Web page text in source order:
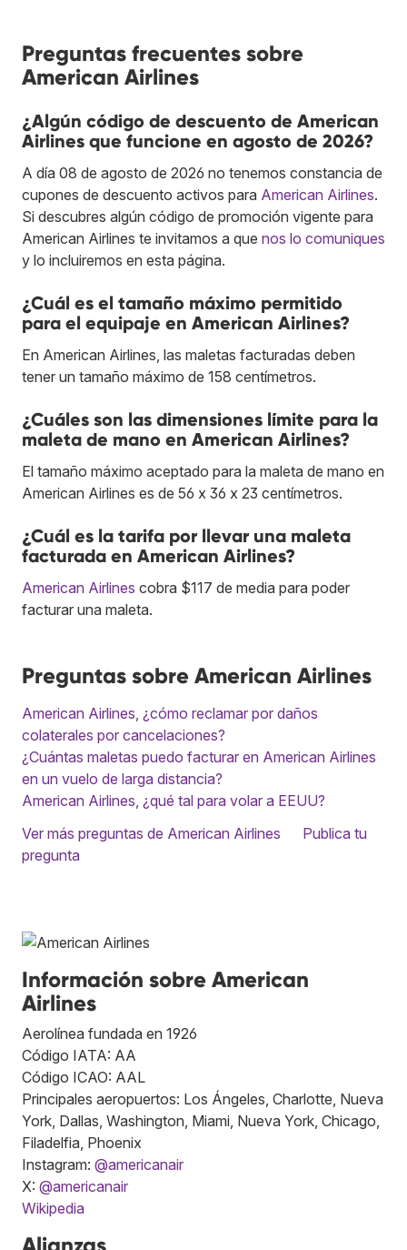
Preguntas frecuentes sobre
American Airlines
¿Algún código de descuento de American
Airlines que funcione en agosto de 2026?
A día 08 de agosto de 2026 no tenemos constancia de
cupones de descuento activos para American Airlines.
Si descubres algún código de promoción vigente para
American Airlines te invitamos a que nos lo comuniques
y lo incluiremos en esta página.
¿Cuál es el tamaño máximo permitido
para el equipaje en American Airlines?
En American Airlines, las maletas facturadas deben
tener un tamaño máximo de 158 centímetros.
¿Cuáles son las dimensiones límite para la
maleta de mano en American Airlines?
El tamaño máximo aceptado para la maleta de mano en
American Airlines es de 56 x 36 x 23 centímetros.
¿Cuál es la tarifa por llevar una maleta
facturada en American Airlines?
American Airlines cobra $117 de media para poder
facturar una maleta.
Preguntas sobre American Airlines
American Airlines, ¿cómo reclamar por daños
colaterales por cancelaciones?
¿Cuántas maletas puedo facturar en American Airlines
en un vuelo de larga distancia?
American Airlines, ¿qué tal para volar a EEUU?
Ver más preguntas de American Airlines
Publica tu
pregunta
Información sobre American
Airlines
Aerolínea fundada en 1926
Código IATA: AA
Código ICAO: AAL
Principales aeropuertos: Los Ángeles, Charlotte, Nueva
York, Dallas, Washington, Miami, Nueva York, Chicago,
Filadelfia, Phoenix
Instagram: @americanair
X: @americanair
Wikipedia